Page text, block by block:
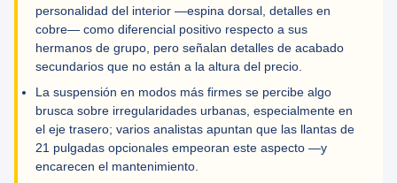
personalidad del interior —espina dorsal, detalles en
cobre— como diferencial positivo respecto a sus
hermanos de grupo, pero señalan detalles de acabado
secundarios que no están a la altura del precio.
La suspensión en modos más firmes se percibe algo
brusca sobre irregularidades urbanas, especialmente en
el eje trasero; varios analistas apuntan que las llantas de
21 pulgadas opcionales empeoran este aspecto —y
encarecen el mantenimiento.